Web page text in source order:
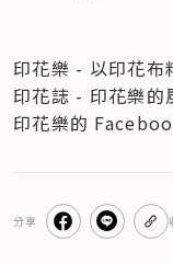
印花樂 - 以印花布
印花誌 - 印花樂的
印花樂的
分享